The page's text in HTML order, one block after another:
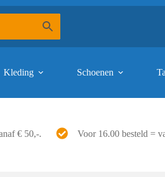
Kleding Schoenen
€ 50,-. Voor 16.00 besteld =